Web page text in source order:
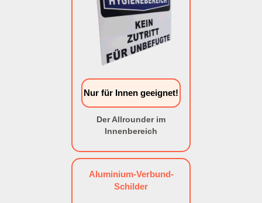
Nur für Innen geeignet!
Der Allrounder im
Innenbereich
Aluminium-Verbund-
Schilder